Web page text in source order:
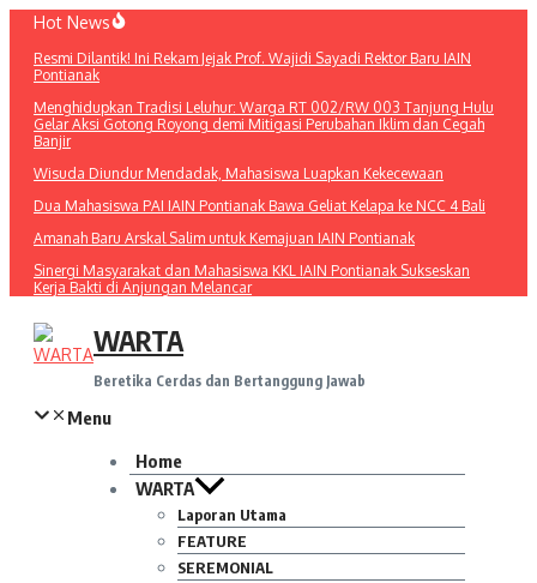
Lewati
konten
Hot News
Resmi Dilantik! Ini Rekam Jejak Prof. Wajidi Sayadi Rektor Baru IAIN
Pontianak
Menghidupkan Tradisi Leluhur: Warga RT 002/RW 003 Tanjung Hulu
Gelar Aksi Gotong Royong demi Mitigasi Perubahan Iklim dan Cegah
Banjir
Wisuda Diundur Mendadak, Mahasiswa Luapkan Kekecewaan
Dua Mahasiswa PAI IAIN Pontianak Bawa Geliat Kelapa ke NCC 4 Bali
Amanah Baru Arskal Salim untuk Kemajuan IAIN Pontianak
Sinergi Masyarakat dan Mahasiswa KKL IAIN Pontianak Sukseskan
Kerja Bakti di Anjungan Melancar
WARTA
Beretika Cerdas dan Bertanggung Jawab
Menu
Home
WARTA
Laporan Utama
FEATURE
SEREMONIAL